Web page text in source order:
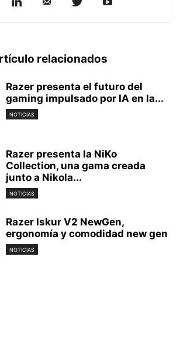
relacionados
Razer presenta el futuro del
gaming impulsado por IA en la...
NOTICIAS
Razer presenta la NiKo
Collection, una gama creada
junto a Nikola...
NOTICIAS
Razer Iskur V2 NewGen,
ergonomía y comodidad new gen
NOTICIAS